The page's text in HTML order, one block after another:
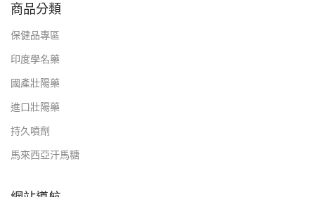
商品分類
保健品專區
印度學名藥
國產壯陽藥
進口壯陽藥
持久噴劑
馬來西亞汗馬糖